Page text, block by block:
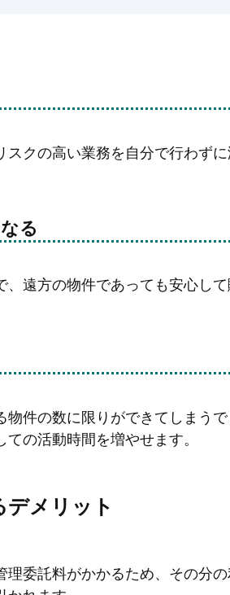
クの高い業務を自分で行わず
る
遠方の物件であっても安心し
件の数に限りができてしまう
の活動時間を増やせます。
メリット
委託料がかかるため、その分